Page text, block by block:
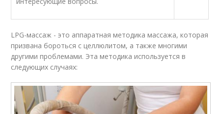
LPG-массаж - это аппаратная методика массажа, которая
призвана бороться с целлюлитом, а также многими
другими проблемами. Эта методика используется в
следующих случаях: